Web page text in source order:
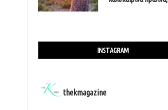
INSTAGRAM
thekmagazine